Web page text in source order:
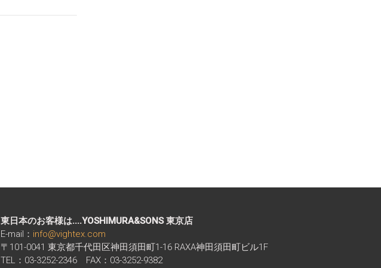
東日本のお客様は....YOSHIMURA&SONS 東京店
E-mail： info@vightex.com
〒101-0041 東京都千代田区神田須田町1-16 RAXA神田須田町ビル1F
TEL：03-3252-2346 FAX：03-3252-9382